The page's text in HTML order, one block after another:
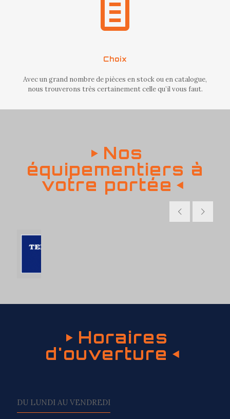
Choix
Avec un grand nombre de pièces en stock ou en catalogue,
nous trouverons très certainement celle qu’il vous faut.
Nos
équipementiers à
votre portée
Horaires
d'ouverture
DU LUNDI AU VENDREDI